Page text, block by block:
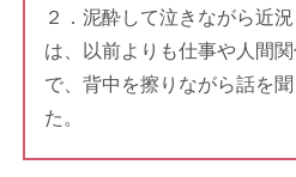
２．泥酔して泣きながら近
は、以前よりも仕事や人間
で、背中を擦りながら話を
た。